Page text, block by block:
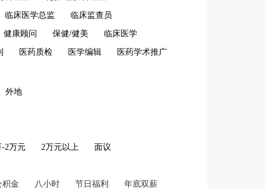
临床医学总监 临床监查员
健康顾问 保健/健美 临床医学
医药质检 医学编辑 医药学术推广
外地
-2万元 2万元以上 面议
积金 八小时 节日福利 年底双薪